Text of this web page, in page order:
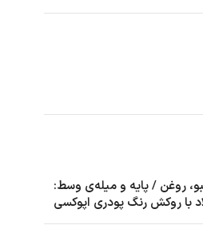
روغن / پایه و میله‌ی وسط:
با روکش رنگ پودری اپوکسی